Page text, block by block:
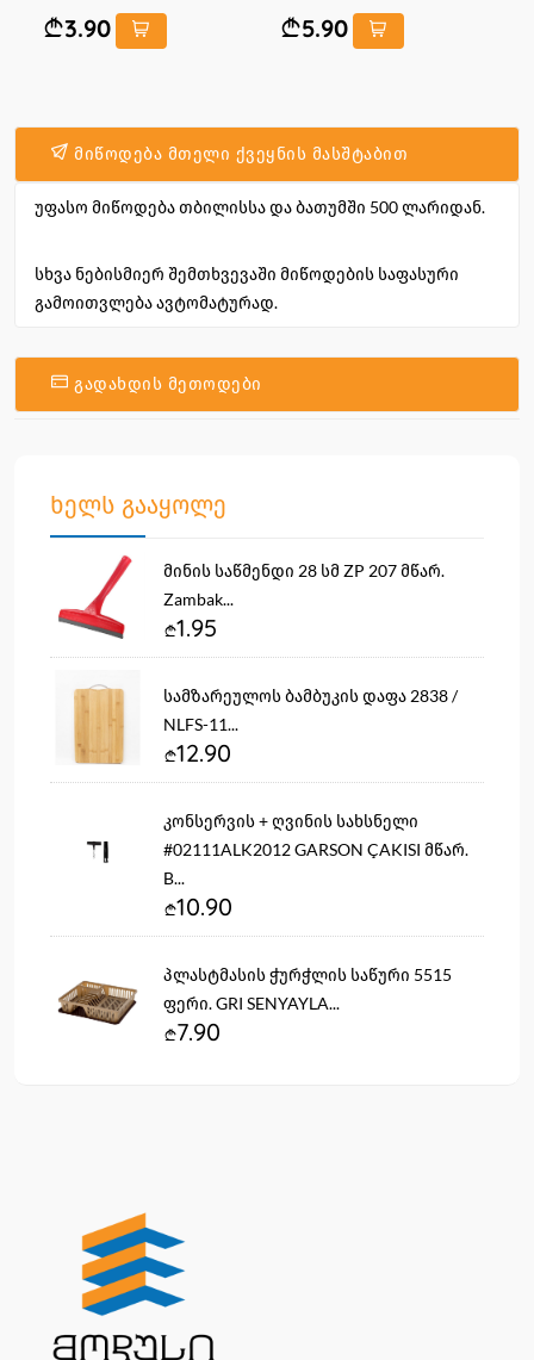
3.90 5.90
მიწოდება მთელი ქვეყნის მასშტაბით
უფასო მიწოდება თბილისსა და ბათუმში 500 ლარიდან.
სხვა ნებისმიერ შემთხვევაში მიწოდების საფასური
გამოითვლება ავტომატურად.
გადახდის მეთოდები
ხელს გააყოლე
მინის საწმენდი 28 სმ ZP 207 მწარ.
Zambak...
1.95
სამზარეულოს ბამბუკის დაფა 2838 /
NLFS-11...
12.90
კონსერვის + ღვინის სახსნელი
#02111ALK2012 GARSON ÇAKISI მწარ.
B...
10.90
პლასტმასის ჭურჭლის საწური 5515
ფერი. GRI SENYAYLA...
7.90